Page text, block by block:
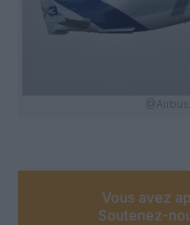
Vous avez
Soutenez-